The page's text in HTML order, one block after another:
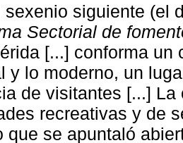
sexenio siguiente (el
Sectorial de
[...] conforma
y lo moderno, un
de visitantes [...]
recreativas y de
que se apuntaló